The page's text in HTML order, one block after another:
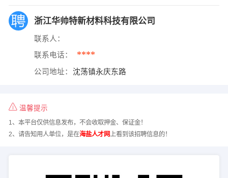
浙江华帅特新材料科技有限公司
联系人：
联系电话： ****
公司地址： 沈荡镇永庆东路
温馨提示
1、本平台仅供信息发布，不会收取押金、保证金！
2、请告知用人单位，是在海盐人才网 上看到该招聘信息的！